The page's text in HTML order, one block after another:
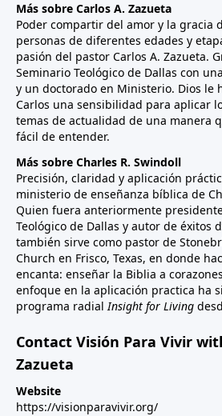
Más sobre Carlos A. Zazueta
Poder compartir del amor y la gracia
personas de diferentes edades y
pasión del pastor Carlos A. Zazueta.
Seminario Teológico de Dallas con
y un doctorado en Ministerio. Dios le
Carlos una sensibilidad para aplicar
temas de actualidad de una manera
fácil de entender.
Más sobre Charles R. Swindoll
Precisión, claridad y aplicación
ministerio de enseñanza bíblica de
Quien fuera anteriormente
Teológico de Dallas y autor de éxitos
también sirve como pastor de
Church en Frisco, Texas, en donde
encanta: enseñar la Biblia a
enfoque en la aplicación practica ha
programa radialInsight for Living
Contact Visión Para Vivir
Zazueta
Website
https://visionparavivir.org/